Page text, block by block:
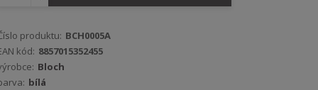
produktu: BCH0005A
kód: 8857015352455
Bloch
bílá